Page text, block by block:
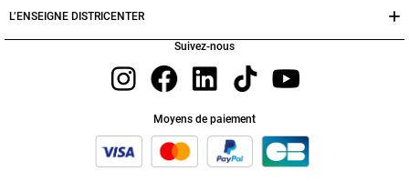
L’ENSEIGNE DISTRICENTER
Suivez-nous
Moyens de paiement